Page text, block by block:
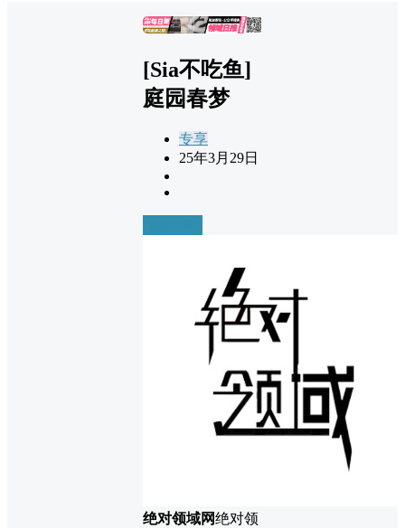
广告
[Sia不吃鱼]
庭园春梦
专享
25年3月29日
绝对领域网绝对领